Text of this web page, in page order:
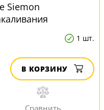
Siemon
1 шт.
В КОРЗИНУ